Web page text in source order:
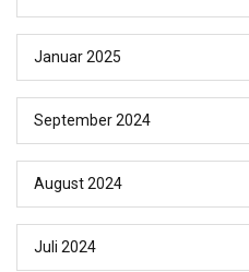
Januar 2025
September 2024
August 2024
Juli 2024